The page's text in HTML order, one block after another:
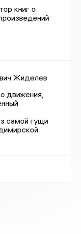
книг о
Жиделев
движения,
самой гущи